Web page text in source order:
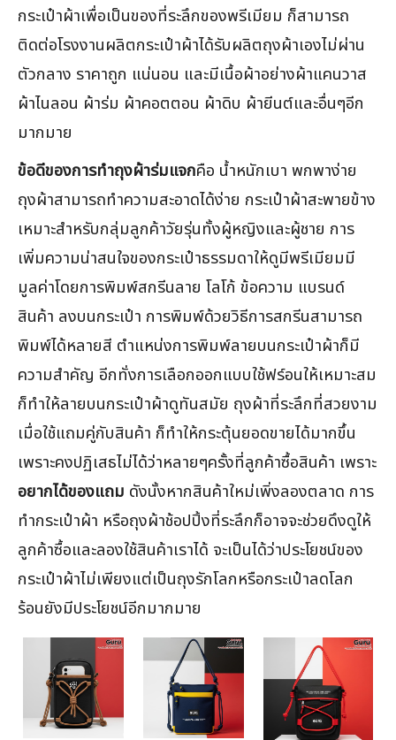
กระเป๋าผ้าเพื่อเป็นของที่ระลึกของพรีเมียม ก็สามารถ
ติดต่อโรงงานผลิตกระเป๋าผ้าได้รับผลิตถุงผ้าเองไม่ผ่าน
ตัวกลาง ราคาถูก แน่นอน และมีเนื้อผ้าอย่างผ้าแคนวาส
ผ้าไนลอน ผ้าร่ม ผ้าคอตตอน ผ้าดิบ ผ้ายีนต์และอื่นๆอีก
มากมาย
ข้อดีของการทำถุงผ้าร่มแจกคือ น้ำหนักเบา พกพาง่าย
ถุงผ้าสามารถทำความสะอาดได้ง่าย กระเป๋าผ้าสะพายข้าง
เหมาะสำหรับกลุ่มลูกค้าวัยรุ่นทั้งผู้หญิงและผู้ชาย การ
เพิ่มความน่าสนใจของกระเป๋าธรรมดาให้ดูมีพรีเมียมมี
มูลค่าโดยการพิมพ์สกรีนลาย โลโก้ ข้อความ แบรนด์
สินค้า ลงบนกระเป๋า การพิมพ์ด้วยวิธีการสกรีนสามารถ
พิมพ์ได้หลายสี ตำแหน่งการพิมพ์ลายบนกระเป๋าผ้าก็มี
ความสำคัญ อีกทั่งการเลือกออกแบบใช้ฟร์อนให้เหมาะสม
ก็ทำให้ลายบนกระเป๋าผ้าดูทันสมัย ถุงผ้าที่ระลึกที่สวยงาม
เมื่อใช้แถมคู่กับสินค้า ก็ทำให้กระตุ้นยอดขายได้มากขึ้น
เพราะคงปฏิเสธไม่ได้ว่าหลายๆครั้งที่ลูกค้าซื้อสินค้า เพราะ
อยากได้ของแถม ดังนั้งหากสินค้าใหม่เพิ่งลองตลาด การ
ทำกระเป๋าผ้า หรือถุงผ้าช้อปปิ้งที่ระลึกก็อาจจะช่วยดึงดูให้
ลูกค้าซื้อและลองใช้สินค้าเราได้ จะเป็นได้ว่าประโยชน์ของ
กระเป๋าผ้าไม่เพียงแต่เป็นถุงรักโลกหรือกระเป๋าลดโลก
ร้อนยังมีประโยชน์อีกมากมาย